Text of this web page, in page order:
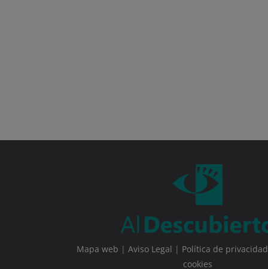
Mapa web | Aviso Legal | Política de privacidad
cookies